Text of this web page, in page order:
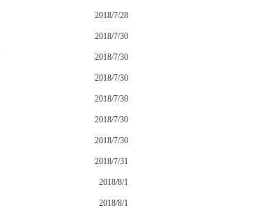
2018/7/28
2018/7/30
2018/7/30
2018/7/30
2018/7/30
2018/7/30
2018/7/30
2018/7/31
2018/8/1
2018/8/1